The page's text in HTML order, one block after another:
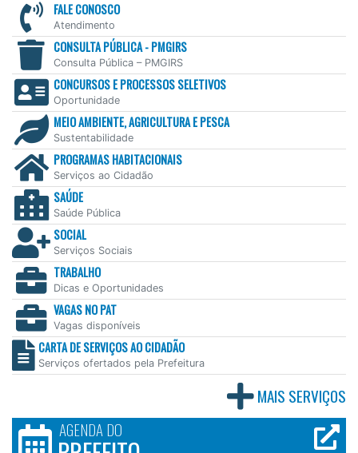
FALE CONOSCO
Atendimento
CONSULTA PÚBLICA - PMGIRS
Consulta Pública – PMGIRS
CONCURSOS E PROCESSOS SELETIVOS
Oportunidade
MEIO AMBIENTE, AGRICULTURA E PESCA
Sustentabilidade
PROGRAMAS HABITACIONAIS
Serviços ao Cidadão
SAÚDE
Saúde Pública
SOCIAL
Serviços Sociais
TRABALHO
Dicas e Oportunidades
VAGAS NO PAT
Vagas disponíveis
CARTA DE SERVIÇOS AO CIDADÃO
Serviços ofertados pela Prefeitura
MAIS SERVIÇOS
AGENDA DO